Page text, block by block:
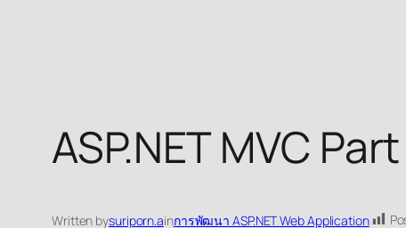
ASP.NET MVC
Written bysuriporn.ainการพัฒนา ASP.NET Web Application